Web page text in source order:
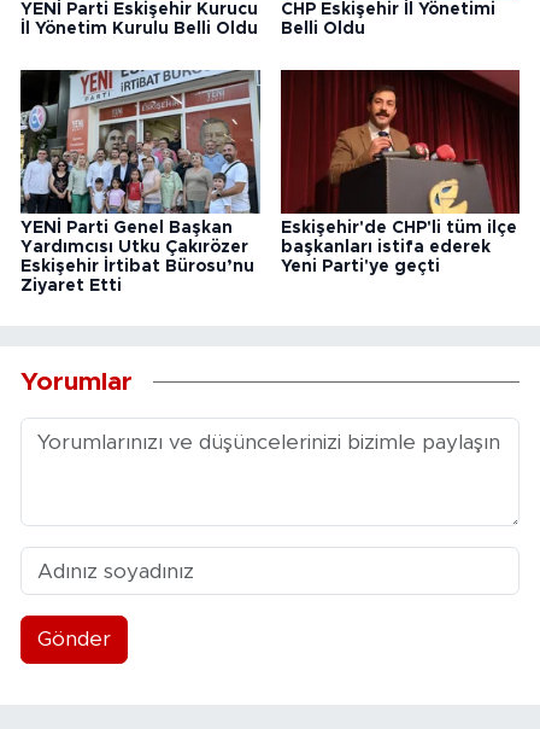
YENİ Parti Eskişehir Kurucu
İl Yönetim Kurulu Belli Oldu
CHP Eskişehir İl Yönetimi
Belli Oldu
YENİ Parti Genel Başkan
Yardımcısı Utku Çakırözer
Eskişehir İrtibat Bürosu’nu
Ziyaret Etti
Eskişehir'de CHP'li tüm ilçe
başkanları istifa ederek
Yeni Parti'ye geçti
Yorumlar
Gönder